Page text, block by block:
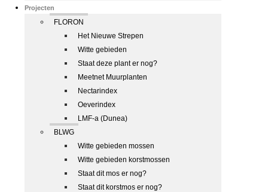
Projecten
FLORON
Het Nieuwe Strepen
Witte gebieden
Staat deze plant er nog?
Meetnet Muurplanten
Nectarindex
Oeverindex
LMF-a (Dunea)
BLWG
Witte gebieden mossen
Witte gebieden korstmossen
Staat dit mos er nog?
Staat dit korstmos er nog?